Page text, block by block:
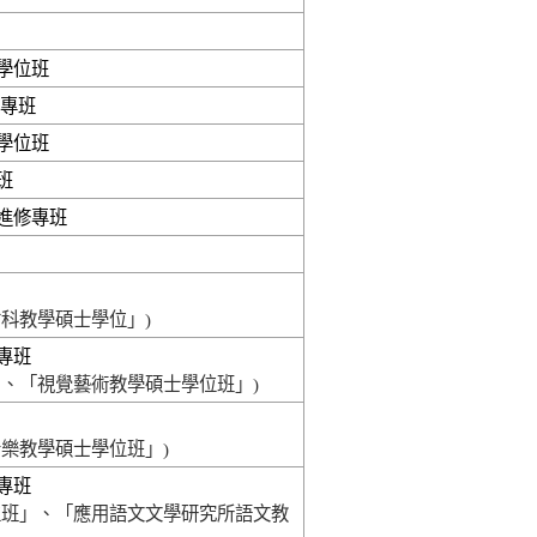
位班
班
位班
修專班
教學碩士學位」)
班
「視覺藝術教學碩士學位班」)
教學碩士學位班」)
班
」、「應用語文文學研究所語文教